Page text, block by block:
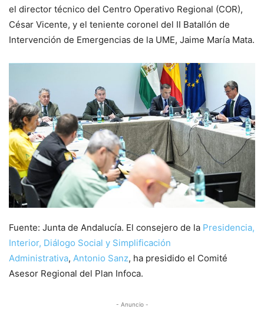
el director técnico del Centro Operativo Regional (COR),
César Vicente, y el teniente coronel del II Batallón de
Intervención de Emergencias de la UME, Jaime María Mata.
Fuente: Junta de Andalucía. El consejero de la Presidencia,
Interior, Diálogo Social y Simplificación
Administrativa, Antonio Sanz, ha presidido el Comité
Asesor Regional del Plan Infoca.
- Anuncio -